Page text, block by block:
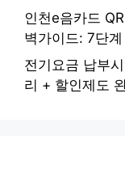
인천e음카드
벽가이드: 7단
전기요금 납부
리 + 할인제도